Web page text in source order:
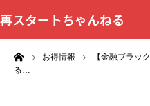
再スタートちゃんねる
お得情報
【金融ブラッ
る…
HOME